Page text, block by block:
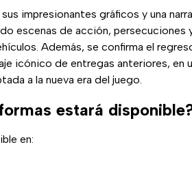
impresionantes gráficos y una
escenas de acción, persecuciones
Además, se confirma el
icónico de entregas anteriores, en
a la nueva era del juego.
estará
en: